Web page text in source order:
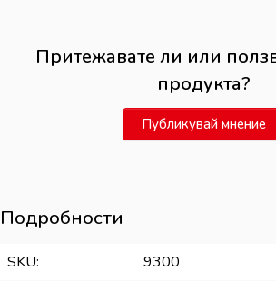
Притежавате ли или
продукта?
Публикувай мнение
Подробности
SKU
9300